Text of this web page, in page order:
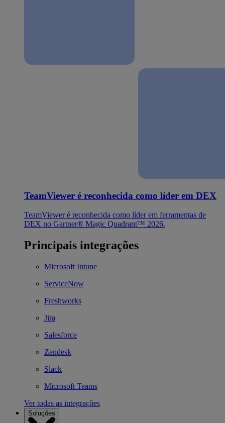
TeamViewer é reconhecida como líder em DEX
TeamViewer é reconhecida como líder em ferramentas de
DEX no Gartner® Magic Quadrant™ 2026.
Principais integrações
Microsoft Intune
ServiceNow
Freshworks
Jira
Salesforce
Zendesk
Slack
Microsoft Teams
Ver todas as integrações
Soluções